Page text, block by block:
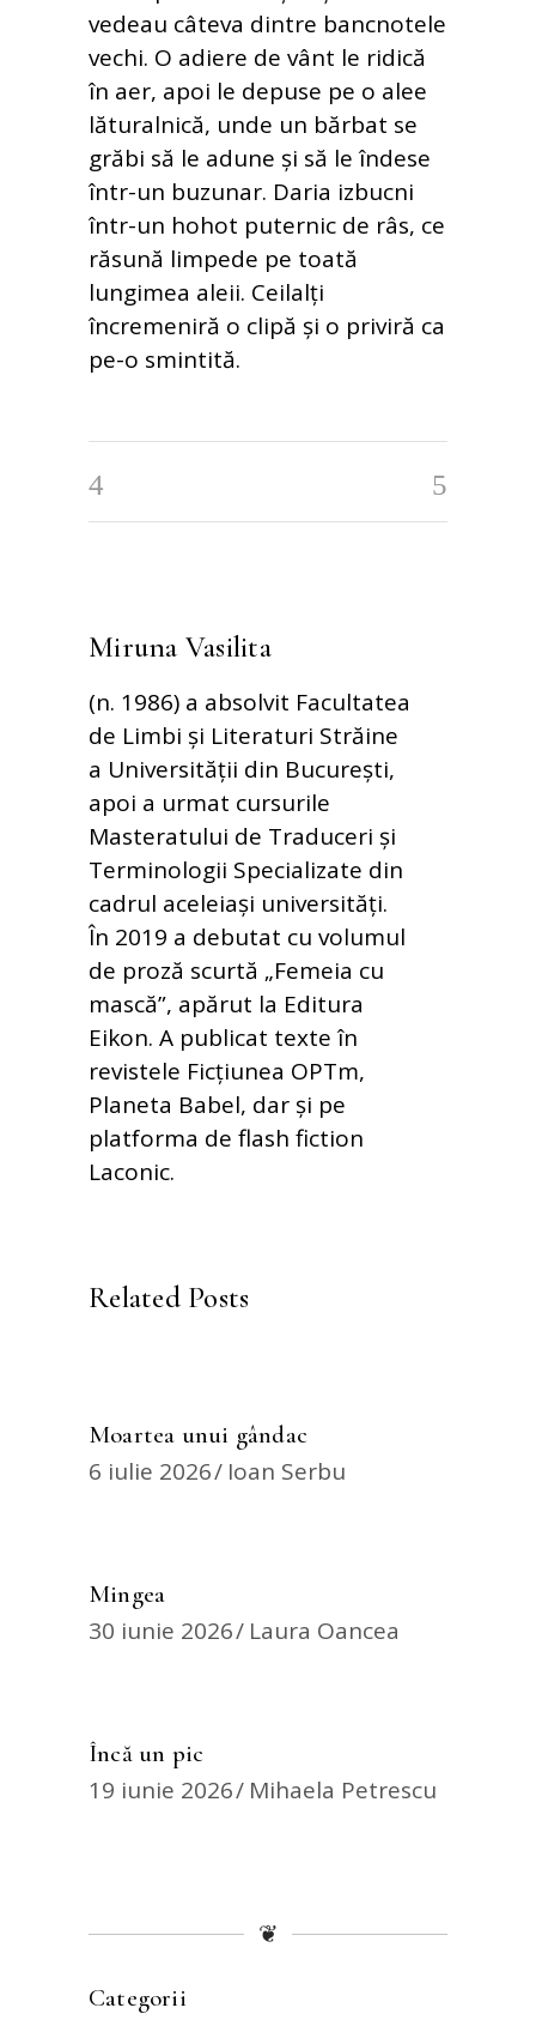
vedeau câteva dintre bancnotele
vechi. O adiere de vânt le ridică
în aer, apoi le depuse pe o alee
lăturalnică, unde un bărbat se
grăbi să le adune și să le îndese
într-un buzunar. Daria izbucni
într-un hohot puternic de râs, ce
răsună limpede pe toată
lungimea aleii. Ceilalți
încremeniră o clipă și o priviră ca
pe-o smintită.
Miruna Vasilita
(n. 1986) a absolvit Facultatea
de Limbi și Literaturi Străine
a Universității din București,
apoi a urmat cursurile
Masteratului de Traduceri și
Terminologii Specializate din
cadrul aceleiași universități.
În 2019 a debutat cu volumul
de proză scurtă „Femeia cu
mască”, apărut la Editura
Eikon. A publicat texte în
revistele Ficțiunea OPTm,
Planeta Babel, dar și pe
platforma de flash fiction
Laconic.
Related Posts
Moartea unui gândac
6 iulie 2026 Ioan Serbu
Mingea
30 iunie 2026 Laura Oancea
Încă un pic
19 iunie 2026 Mihaela Petrescu
❦
Categorii